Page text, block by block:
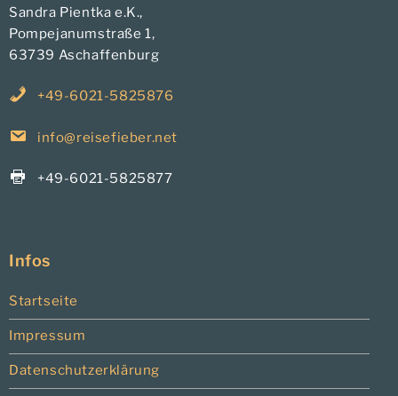
Sandra Pientka e.K.,
Pompejanumstraße 1,
63739 Aschaffenburg
+49-6021-5825876
info@reisefieber.net
+49-6021-5825877
Infos
Startseite
Impressum
Datenschutzerklärung